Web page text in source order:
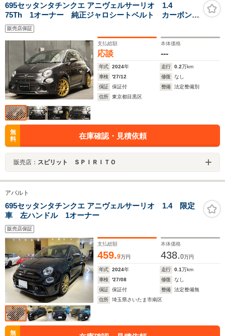
695セッタンタチンクエ アニヴェルサーリオ 1.4
75Th 1オーナー 純正ジャロシートベルト カーボンイ
ンテリア カーボンステアリング 可変バルブマフラー
リモコン付き
販売店保証
支払総額
応談
本体価格
---
年式 2024年 走行 0.2万km
車検
'27/12 修復
なし
保証
保証付 整備
法定整備別
住所
東京都目黒区
無
料
在庫確認・見積依頼
販売店： スピリット ＳＰＩＲＩＴＯ
アバルト
695セッタンタチンクエ アニヴェルサーリオ 1.4 限定
車 左ハンドル 1オーナー
販売店保証
支払総額
459.9万円
本体価格
438.0万円
年式 2024年 走行 0.1万km
車検
'27/08 修復
なし
保証
保証付 整備
法定整備無
住所
埼玉県さいたま市南区
無